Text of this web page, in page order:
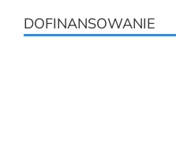
DOFINANSOWANIE